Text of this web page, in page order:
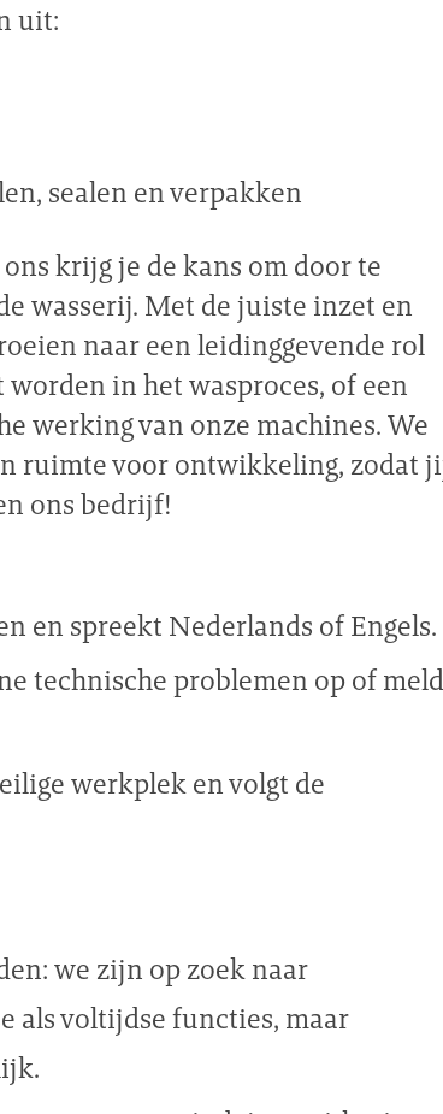
uit:
sealen en verpakken
krijg je de kans om door te
wasserij. Met de juiste inzet en
naar een leidinggevende rol
in het wasproces, of een
werking van onze machines. We
ruimte voor ontwikkeling, zodat
ons bedrijf!
en spreekt Nederlands of Engels.
technische problemen op of
werkplek en volgt de
we zijn op zoek naar
als voltijdse functies, maar